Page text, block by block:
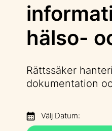
hälso-
Rättssäker
dokumentation
Välj Datum: